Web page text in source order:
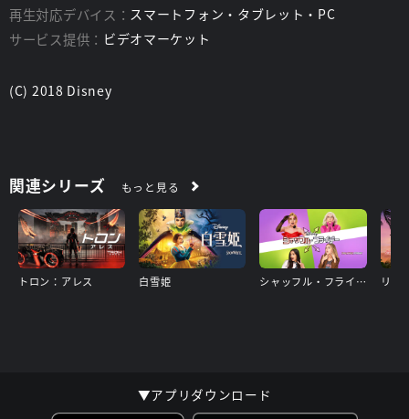
再生対応デバイス： スマートフォン・タブレット・PC
サービス提供： ビデオマーケット
(C) 2018 Disney
関連シリーズ もっと見る
トロン：アレス 白雪姫 シャッフル・フライデー リロ
▼アプリダウンロード